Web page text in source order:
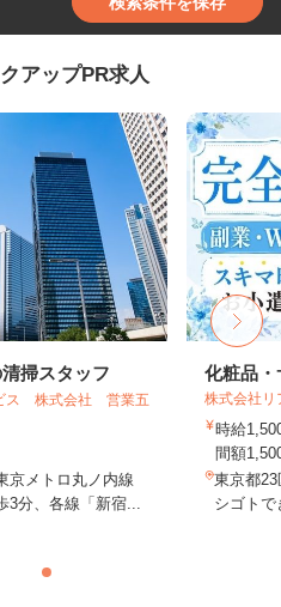
アップPR求人
掃スタッフ
ス 株式会社 営業五
京メトロ丸ノ内線
3分、各線「新宿...
化粧品・
株式会社リ
時給
間額
東京都
シゴト